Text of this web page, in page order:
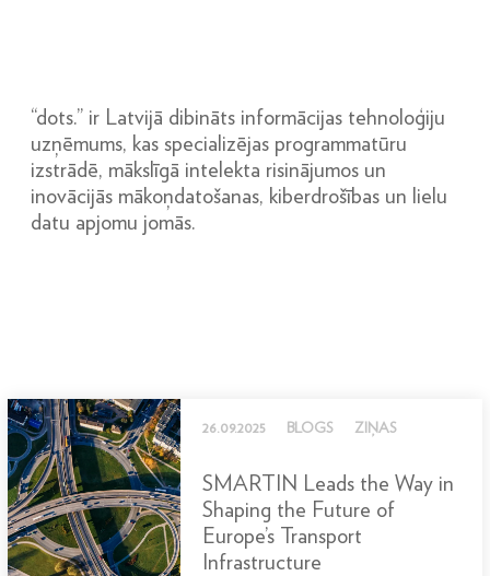
“dots.” ir Latvijā dibināts informācijas tehnoloģiju
uzņēmums, kas specializējas programmatūru
izstrādē, mākslīgā intelekta risinājumos un
inovācijās mākoņdatošanas, kiberdrošības un lielu
datu apjomu jomās.
26.09.2025 BLOGS ZIŅAS
SMARTIN Leads the Way in
Shaping the Future of
Europe’s Transport
Infrastructure